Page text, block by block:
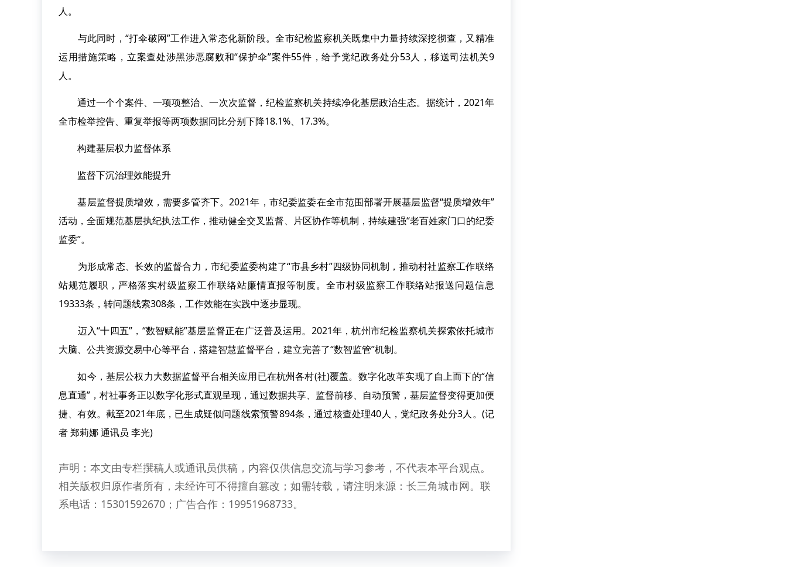
人。
与此同时，“打伞破网”工作进入常态化新阶段。全市纪检监察机关既集中力量持续深挖彻查，又精准
运用措施策略，立案查处涉黑涉恶腐败和“保护伞”案件55件，给予党纪政务处分53人，移送司法机关9
人。
通过一个个案件、一项项整治、一次次监督，纪检监察机关持续净化基层政治生态。据统计，2021年
全市检举控告、重复举报等两项数据同比分别下降18.1%、17.3%。
构建基层权力监督体系
监督下沉治理效能提升
基层监督提质增效，需要多管齐下。2021年，市纪委监委在全市范围部署开展基层监督“提质增效年”
活动，全面规范基层执纪执法工作，推动健全交叉监督、片区协作等机制，持续建强“老百姓家门口的纪委
监委”。
为形成常态、长效的监督合力，市纪委监委构建了“市县乡村”四级协同机制，推动村社监察工作联络
站规范履职，严格落实村级监察工作联络站廉情直报等制度。全市村级监察工作联络站报送问题信息
19333条，转问题线索308条，工作效能在实践中逐步显现。
迈入“十四五”，“数智赋能”基层监督正在广泛普及运用。2021年，杭州市纪检监察机关探索依托城市
大脑、公共资源交易中心等平台，搭建智慧监督平台，建立完善了“数智监管”机制。
如今，基层公权力大数据监督平台相关应用已在杭州各村(社)覆盖。数字化改革实现了自上而下的“信
息直通”，村社事务正以数字化形式直观呈现，通过数据共享、监督前移、自动预警，基层监督变得更加便
捷、有效。截至2021年底，已生成疑似问题线索预警894条，通过核查处理40人，党纪政务处分3人。(记
者 郑莉娜 通讯员 李光)
声明：本文由专栏撰稿人或通讯员供稿，内容仅供信息交流与学习参考，不代表本平台观点。
相关版权归原作者所有，未经许可不得擅自篡改；如需转载，请注明来源：长三角城市网。联
系电话：15301592670；广告合作：19951968733。